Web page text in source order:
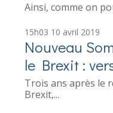
Ainsi, comme on
15h03 10 avril 2019
Nouveau
le Brexit :
Trois ans après le
Brexit,...